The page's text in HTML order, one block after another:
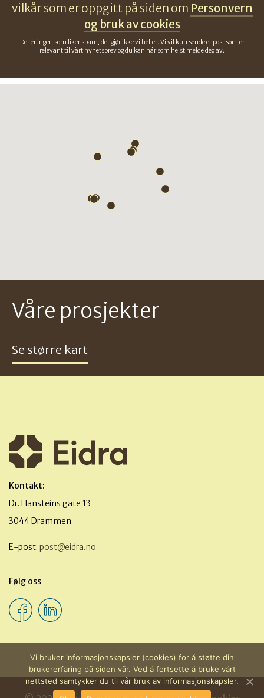
vilkår som er oppgitt på siden om Personvern
og bruk av cookies
Det er ingen som liker spam, det gjør ikke vi heller. Vi vil kun sende e-post som er
relevant til vårt nyhetsbrev og du kan når som helst melde deg av.
Våre prosjekter
Se større kart
Kontakt:
Dr. Hansteins gate 13
3044 Drammen
E-post: post@eidra.no
Følg oss
Vi bruker informasjonskapsler (cookies) for å støtte din
brukererfaring på siden vår. Ved å fortsette å bruke vårt
nettsted samtykker du til vår bruk av informasjonskapsler.